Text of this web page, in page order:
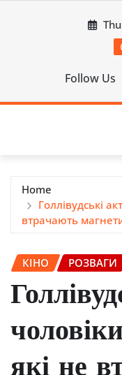
Follow Us
Home
Голлівудські
втрачають
КІНО РОЗВАГИ
які не